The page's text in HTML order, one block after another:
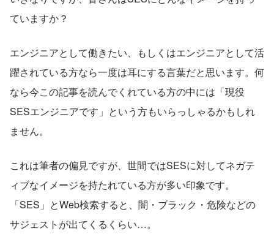
ていますか？
エンジニアとして働きたい、もしくはエンジニアとして活
躍されている方なら一度は耳にする言葉だと思います。何
なら今この記事を読んでくれている方の中には「現役
SESエンジニアです」という方もいらっしゃるかもしれ
ません。
これは筆者の偏見ですが、世間ではSESに対してネガテ
ィブなイメージを持たれている方が多い印象です。
「SES」とWeb検索すると、闇・ブラック・危険などの
サジェストが出てくるくらい…。